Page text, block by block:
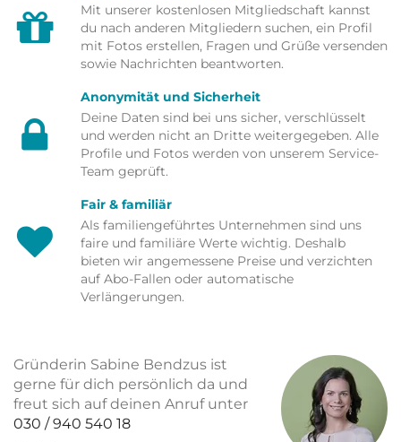
Mit unserer kostenlosen Mitgliedschaft kannst
du nach anderen Mitgliedern suchen, ein Profil
mit Fotos erstellen, Fragen und Grüße versenden
sowie Nachrichten beantworten.
Anonymität und Sicherheit
Deine Daten sind bei uns sicher, verschlüsselt
und werden nicht an Dritte weitergegeben. Alle
Profile und Fotos werden von unserem Service-
Team geprüft.
Fair & familiär
Als familiengeführtes Unternehmen sind uns
faire und familiäre Werte wichtig. Deshalb
bieten wir angemessene Preise und verzichten
auf Abo-Fallen oder automatische
Verlängerungen.
Gründerin Sabine Bendzus ist
gerne für dich persönlich da und
freut sich auf deinen Anruf unter
030 / 940 540 18